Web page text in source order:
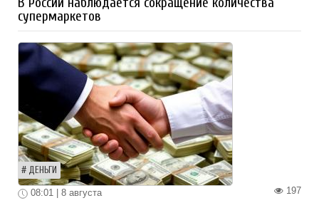
В России наблюдается сокращение количества
супермаркетов
ДЕНЬГИ
197
08:01 | 8 августа